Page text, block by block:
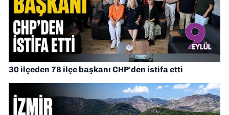
30 ilçeden 78 ilçe başkanı CHP'den istifa etti